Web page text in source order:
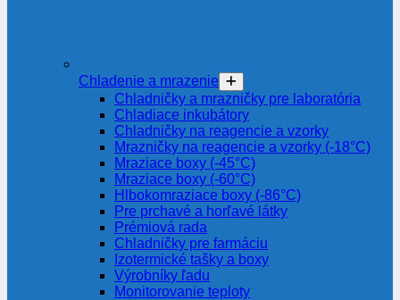
Chladenie a mrazenie
Chladničky a mrazničky pre laboratória
Chladiace inkubátory
Chladničky na reagencie a vzorky
Mrazničky na reagencie a vzorky (-18°C)
Mraziace boxy (-45°C)
Mraziace boxy (-60°C)
Hlbokomraziace boxy (-86°C)
Pre prchavé a horľavé látky
Prémiová rada
Chladničky pre farmáciu
Izotermické tašky a boxy
Výrobníky ľadu
Monitorovanie teploty